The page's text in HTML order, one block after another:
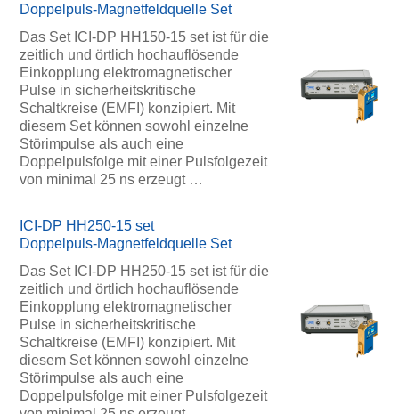
Doppelpuls-Magnetfeldquelle Set
Das Set ICI-DP HH150-15 set ist für die
zeitlich und örtlich hochauflösende
Einkopplung elektromagnetischer
Pulse in sicherheitskritische
Schaltkreise (EMFI) konzipiert. Mit
diesem Set können sowohl einzelne
Störimpulse als auch eine
Doppelpulsfolge mit einer Pulsfolgezeit
von minimal 25 ns erzeugt …
ICI-DP HH250-15 set
Doppelpuls-Magnetfeldquelle Set
Das Set ICI-DP HH250-15 set ist für die
zeitlich und örtlich hochauflösende
Einkopplung elektromagnetischer
Pulse in sicherheitskritische
Schaltkreise (EMFI) konzipiert. Mit
diesem Set können sowohl einzelne
Störimpulse als auch eine
Doppelpulsfolge mit einer Pulsfolgezeit